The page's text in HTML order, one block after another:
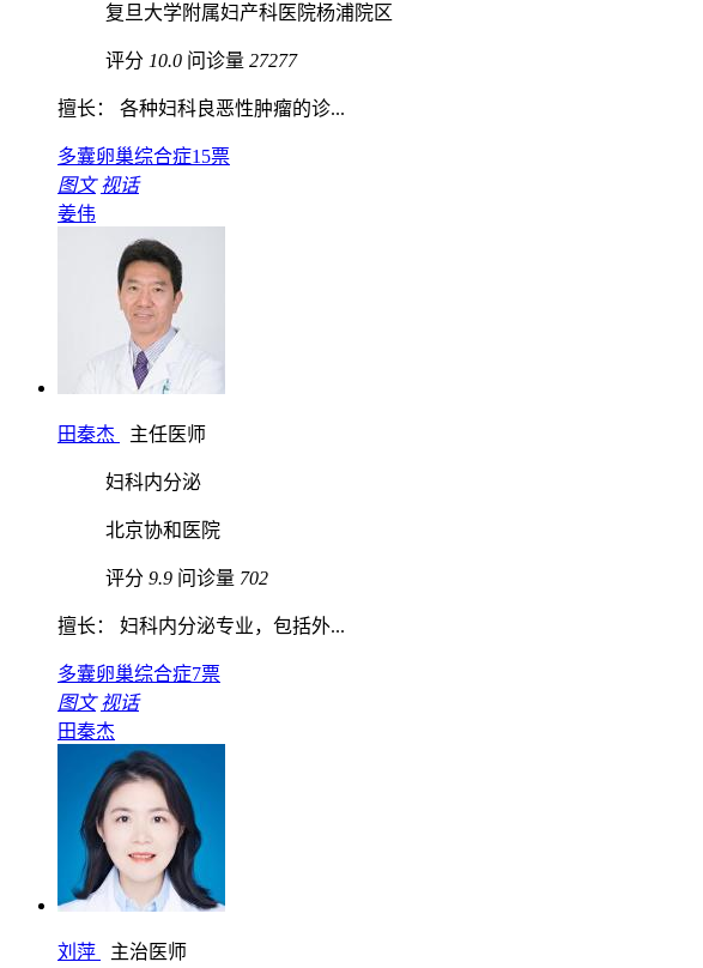
复旦大学附属妇产科医院杨浦院区
评分 10.0 问诊量 27277
擅长： 各种妇科良恶性肿瘤的诊...
多囊卵巢综合症15票
图文 视话
姜伟
田秦杰 主任医师
妇科内分泌
北京协和医院
评分 9.9 问诊量 702
擅长： 妇科内分泌专业，包括外...
多囊卵巢综合症7票
图文 视话
田秦杰
刘萍 主治医师